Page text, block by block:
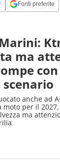
Fonti preferite
ma
con
anche ad
per il
ma